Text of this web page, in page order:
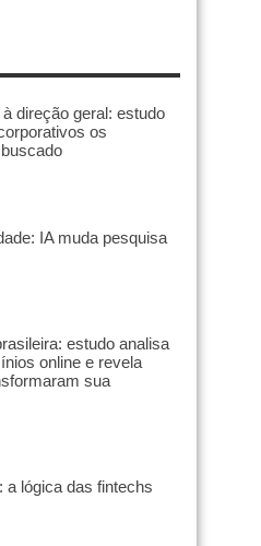
direção geral: estudo
os
IA muda pesquisa
estudo analisa
online e revela
sua
a lógica das fintechs